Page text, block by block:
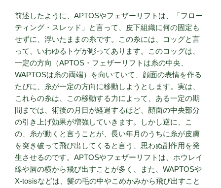
前述したように、APTOSやフェザーリフトは、「フロー
ティング・スレッド」と言って、皮下組織に何の固定も
せずに、浮いたままの糸です。この糸には、コッグと言
って、いわゆるトゲが彫ってあります。このコッグは、
一定の方向（APTOS・フェザーリフトは糸の中央、
WAPTOSは糸の両端）を向いていて、顔面の表情を作る
たびに、糸が一定の方向に移動しようとします。実は、
これらの糸は、この移動する力によって、ある一定の期
間までは、術後の月日が経過するほど、顔面の中央部分
の引き上げ効果が増強していきます。しかし逆に、こ
の、糸が動くと言うことが、長い年月のうちに糸が皮膚
を突き破って飛び出してくると言う、思わぬ副作用を発
生させるのです。APTOSやフェザーリフトは、ホウレイ
線や唇の横から飛び出すことが多く、また、WAPTOSや
X-tosisなどは、髪の毛の中やこめかみから飛び出すこと